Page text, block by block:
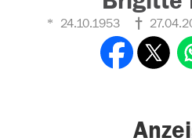
24.10.1953